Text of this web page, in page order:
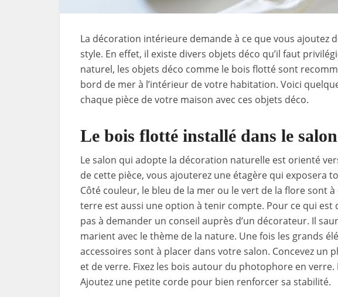
La décoration intérieure demande à ce que vous ajoutez
style. En effet, il existe divers objets déco qu’il faut
naturel, les objets déco comme le bois flotté sont
bord de mer à l’intérieur de votre habitation. Voici
chaque pièce de votre maison avec ces objets déco.
Le bois flotté installé dans le salon
Le salon qui adopte la décoration naturelle est orienté
de cette pièce, vous ajouterez une étagère qui exposera
Côté couleur, le bleu de la mer ou le vert de la flore sont
terre est aussi une option à tenir compte. Pour ce qui est
pas à demander un conseil auprès d’un décorateur. Il
marient avec le thème de la nature. Une fois les grands
accessoires sont à placer dans votre salon. Concevez un
et de verre. Fixez les bois autour du photophore en verre.
Ajoutez une petite corde pour bien renforcer sa stabilité.